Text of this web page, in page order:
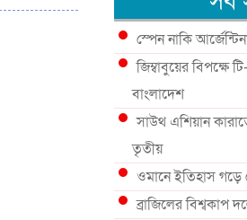
স্পেন নাকি
জিম্বাবুয়ের বিপক্ষে
বাংলাদেশ
সাউথ এশিয়ান
তৃতীয়
ওমানে ইতিহাস গড়ে
ব্রাজিলের বিশ্বকাপ